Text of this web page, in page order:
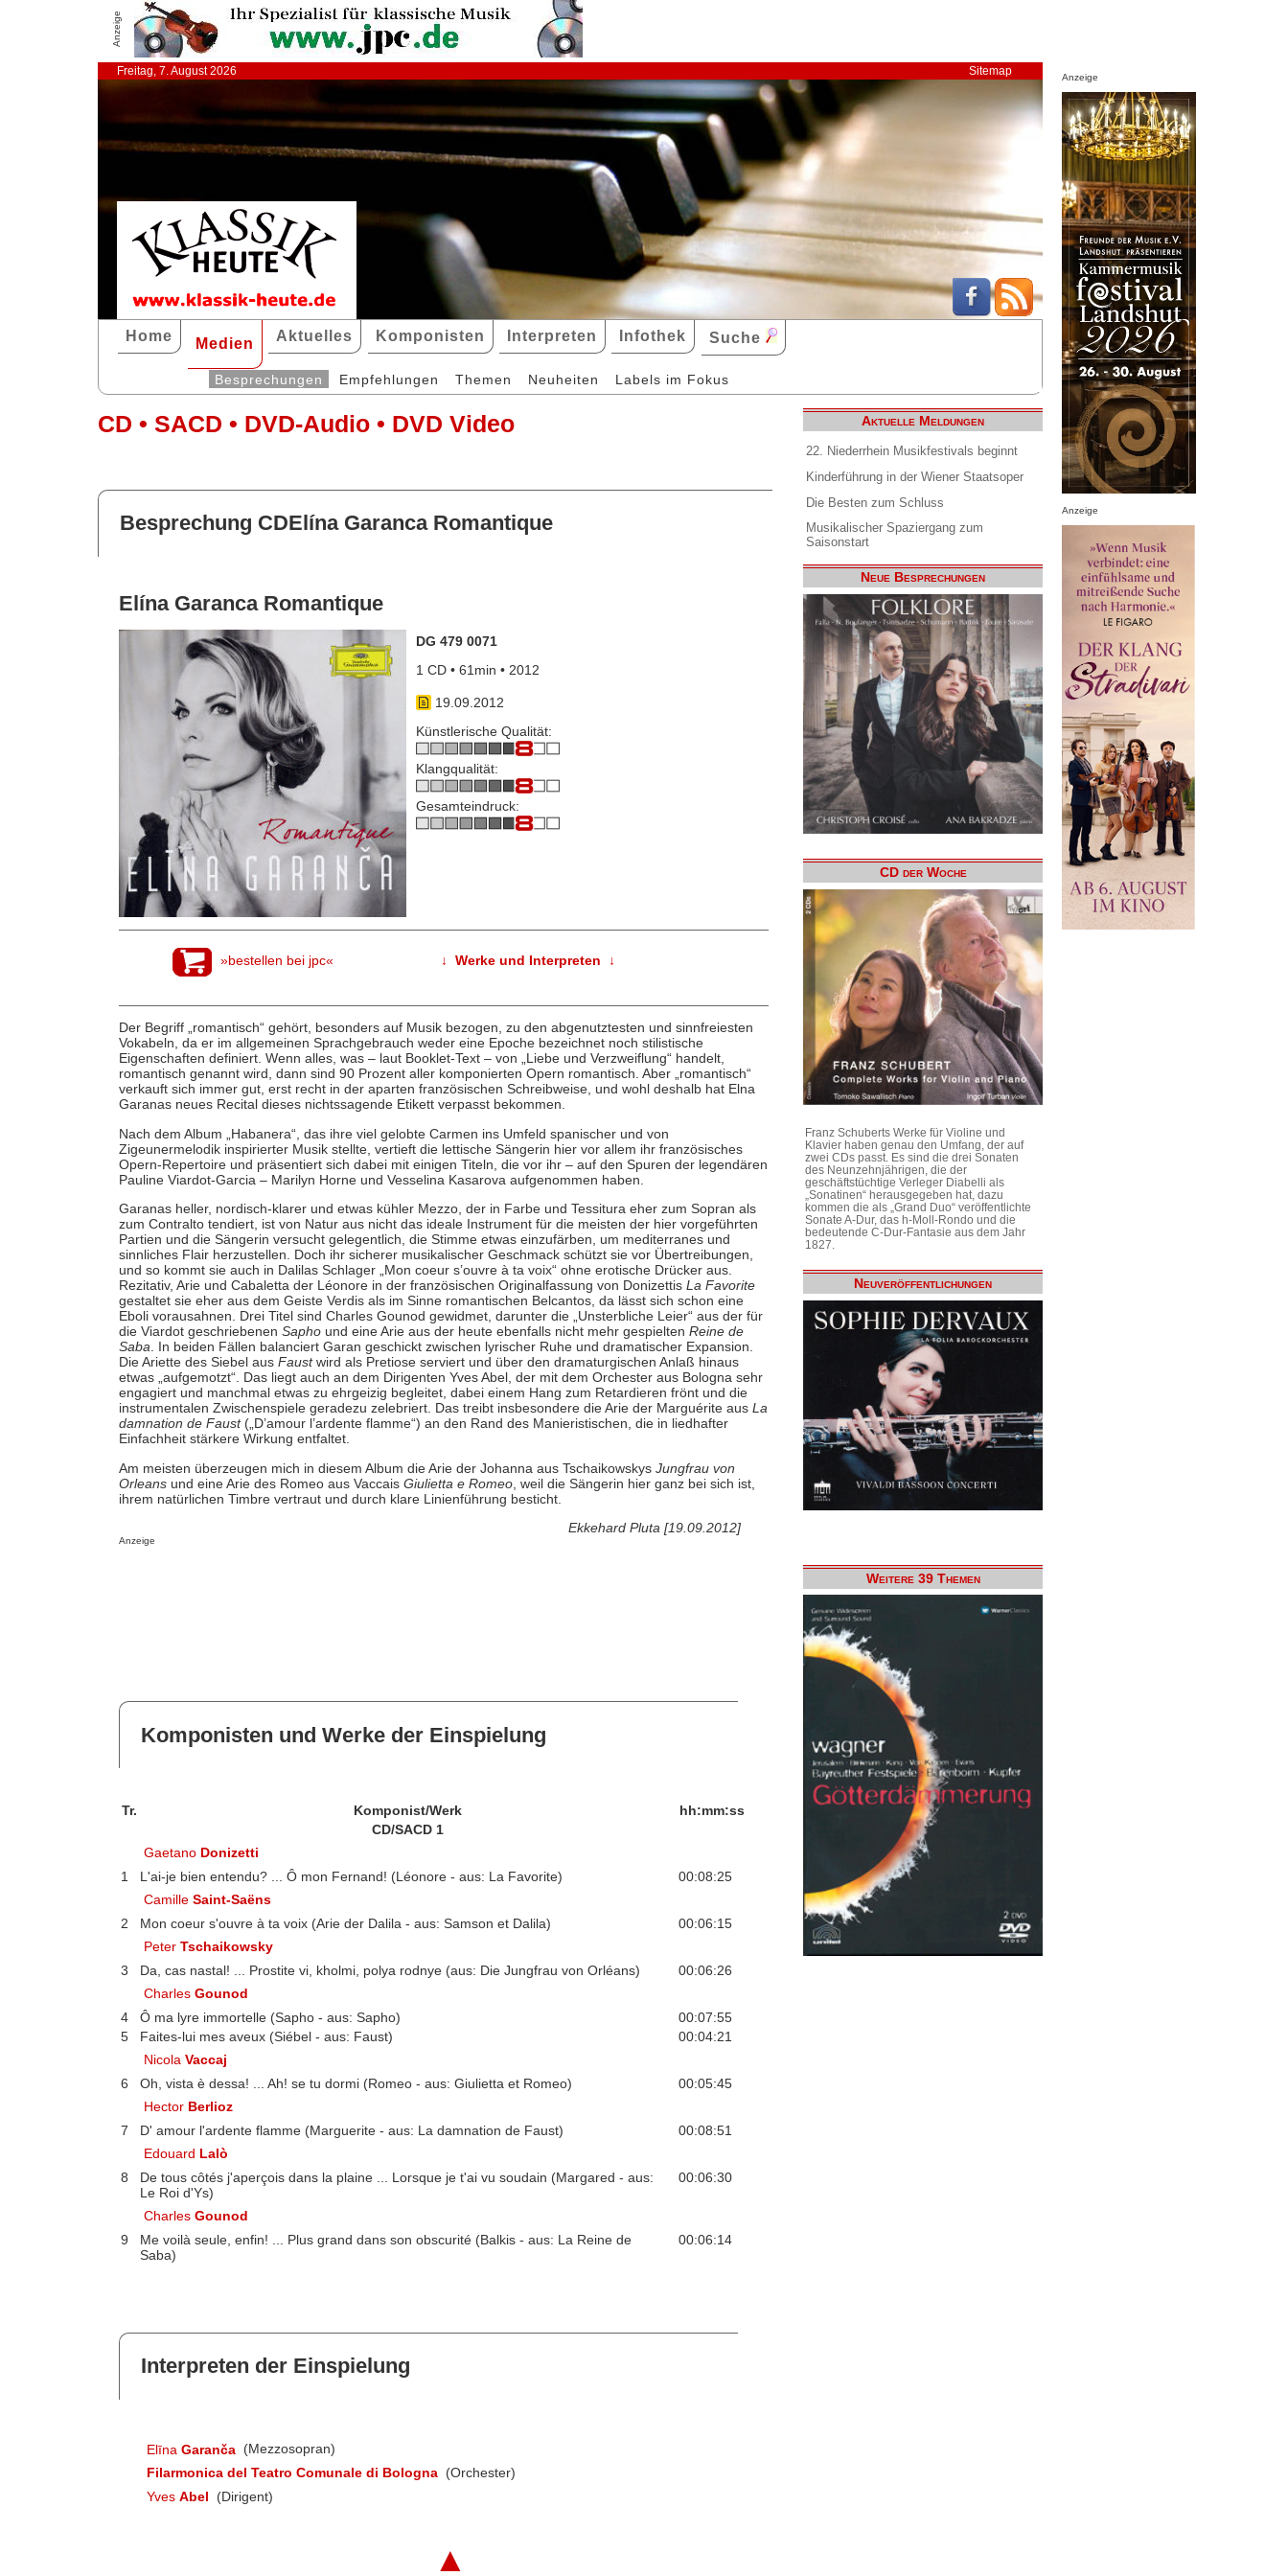
Anzeige
Freitag, 7. August 2026 Sitemap
Home Medien Aktuelles Komponisten Interpreten Infothek Suche
Besprechungen Empfehlungen Themen Neuheiten Labels im Fokus
CD • SACD • DVD-Audio • DVD Video
Besprechung CDElína Garanca Romantique
Elína Garanca Romantique
DG 479 0071
1 CD • 61min • 2012
19.09.2012
Künstlerische Qualität:
Klangqualität:
Gesamteindruck:
»bestellen bei jpc« ↓ Werke und Interpreten ↓
Der Begriff „romantisch“ gehört, besonders auf Musik bezogen, zu den abgenutztesten und sinnfreiesten
Vokabeln, da er im allgemeinen Sprachgebrauch weder eine Epoche bezeichnet noch stilistische
Eigenschaften definiert. Wenn alles, was – laut Booklet-Text – von „Liebe und Verzweiflung“ handelt,
romantisch genannt wird, dann sind 90 Prozent aller komponierten Opern romantisch. Aber „romantisch“
verkauft sich immer gut, erst recht in der aparten französischen Schreibweise, und wohl deshalb hat Elna
Garanas neues Recital dieses nichtssagende Etikett verpasst bekommen.
Nach dem Album „Habanera“, das ihre viel gelobte Carmen ins Umfeld spanischer und von
Zigeunermelodik inspirierter Musik stellte, vertieft die lettische Sängerin hier vor allem ihr französisches
Opern-Repertoire und präsentiert sich dabei mit einigen Titeln, die vor ihr – auf den Spuren der legendären
Pauline Viardot-Garcia – Marilyn Horne und Vesselina Kasarova aufgenommen haben.
Garanas heller, nordisch-klarer und etwas kühler Mezzo, der in Farbe und Tessitura eher zum Sopran als
zum Contralto tendiert, ist von Natur aus nicht das ideale Instrument für die meisten der hier vorgeführten
Partien und die Sängerin versucht gelegentlich, die Stimme etwas einzufärben, um mediterranes und
sinnliches Flair herzustellen. Doch ihr sicherer musikalischer Geschmack schützt sie vor Übertreibungen,
und so kommt sie auch in Dalilas Schlager „Mon coeur s’ouvre à ta voix“ ohne erotische Drücker aus.
Rezitativ, Arie und Cabaletta der Léonore in der französischen Originalfassung von Donizettis La Favorite
gestaltet sie eher aus dem Geiste Verdis als im Sinne romantischen Belcantos, da lässt sich schon eine
Eboli vorausahnen. Drei Titel sind Charles Gounod gewidmet, darunter die „Unsterbliche Leier“ aus der für
die Viardot geschriebenen Saphound eine Arie aus der heute ebenfalls nicht mehr gespielten Reine de
Saba. In beiden Fällen balanciert Garan geschickt zwischen lyrischer Ruhe und dramatischer Expansion.
Die Ariette des Siebel ausFaustwird als Pretiose serviert und über den dramaturgischen Anlaß hinaus
etwas „aufgemotzt“. Das liegt auch an dem Dirigenten Yves Abel, der mit dem Orchester aus Bologna sehr
engagiert und manchmal etwas zu ehrgeizig begleitet, dabei einem Hang zum Retardieren frönt und die
instrumentalen Zwischenspiele geradezu zelebriert. Das treibt insbesondere die Arie der Marguérite aus La
damnation de Faust(„D’amour l’ardente flamme“) an den Rand des Manieristischen, die in liedhafter
Einfachheit stärkere Wirkung entfaltet.
Am meisten überzeugen mich in diesem Album die Arie der Johanna aus Tschaikowskys Jungfrau von
Orleansund eine Arie des Romeo aus VaccaisGiulietta e Romeo, weil die Sängerin hier ganz bei sich ist,
ihrem natürlichen Timbre vertraut und durch klare Linienführung besticht.
Ekkehard Pluta [19.09.2012]
Anzeige
Komponisten und Werke der Einspielung
Tr. Komponist/Werk
hh:mm:ss
CD/SACD 1
Gaetano Donizetti
1
L'ai-je bien entendu? ... Ô mon Fernand! (Léonore - aus: La Favorite)
00:08:25
CamilleSaint-Saëns
2
Mon coeur s'ouvre à ta voix (Arie der Dalila - aus: Samson et Dalila)
00:06:15
PeterTschaikowsky
3
Da, cas nastal! ... Prostite vi, kholmi, polya rodnye (aus: Die Jungfrau von Orléans)
00:06:26
CharlesGounod
4
Ô ma lyre immortelle (Sapho - aus: Sapho)
00:07:55
5
Faites-lui mes aveux (Siébel - aus: Faust)
00:04:21
NicolaVaccaj
6
Oh, vista è dessa! ... Ah! se tu dormi (Romeo - aus: Giulietta et Romeo)
00:05:45
Hector Berlioz
7
D' amour l'ardente flamme (Marguerite - aus: La damnation de Faust)
00:08:51
Edouard Lalò
8
De tous côtés j'aperçois dans la plaine ... Lorsque je t'ai vu soudain (Margared - aus:
Le Roi d'Ys)
00:06:30
CharlesGounod
9
Me voilà seule, enfin! ... Plus grand dans son obscurité (Balkis - aus: La Reine de
Saba)
00:06:14
Interpreten der Einspielung
Elīna Garanča (Mezzosopran)
Filarmonica del Teatro Comunale di Bologna (Orchester)
Yves Abel (Dirigent)
▲
Aktuelle Meldungen
22. Niederrhein Musikfestivals beginnt
Kinderführung in der Wiener Staatsoper
Die Besten zum Schluss
Musikalischer Spaziergang zum
Saisonstart
Neue Besprechungen
CD der Woche
Franz Schuberts Werke für Violine und
Klavier haben genau den Umfang, der auf
zwei CDs passt. Es sind die drei Sonaten
des Neunzehnjährigen, die der
geschäftstüchtige Verleger Diabelli als
„Sonatinen“ herausgegeben hat, dazu
kommen die als „Grand Duo“ veröffentlichte
Sonate A-Dur, das h-Moll-Rondo und die
bedeutende C-Dur-Fantasie aus dem Jahr
1827.
Neuveröffentlichungen
Weitere 39 Themen
Anzeige
Anzeige